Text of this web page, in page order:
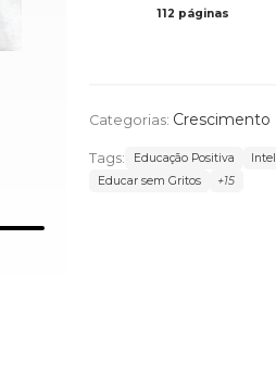
112 páginas
Categorias: Crescimento
Tags: Educação Positiva
Educar sem Gritos
+15